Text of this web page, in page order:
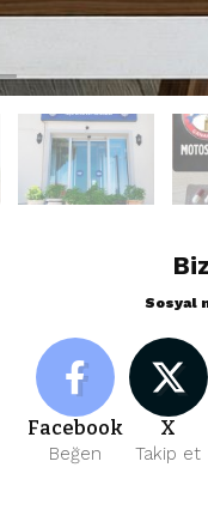
Sosyal
Facebook
Beğen
X
Takip et